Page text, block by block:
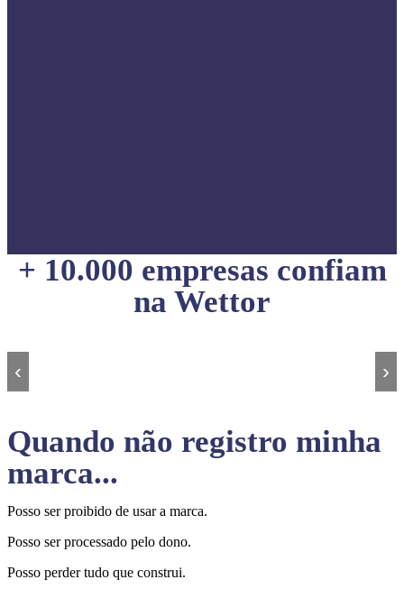
+ 10.000 empresas confiam
na Wettor
‹ ›
Quando não registro minha
marca...
Posso ser proibido de usar a marca.
Posso ser processado pelo dono.
Posso perder tudo que construi.